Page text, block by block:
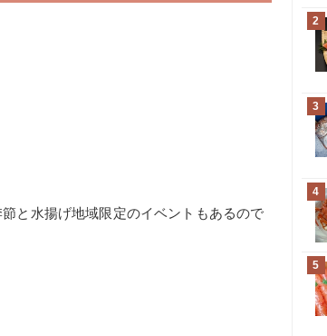
と水揚げ地域限定のイベントもあるので
2
3
4
5